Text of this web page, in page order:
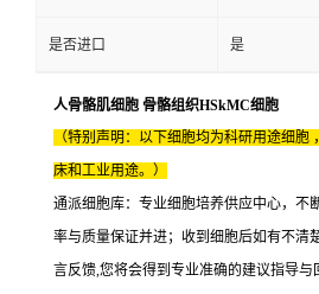
是否进口 是
人骨骼肌细胞 骨骼组织HSkMC细胞
（特别声明：以下细胞均为科研用途细
床和工业用途。）
通派细胞库：专业细胞培养供应中心，不
率与质量保证并进；收到细胞后如有不清
言反馈,您将会得到专业准确的建议指导与